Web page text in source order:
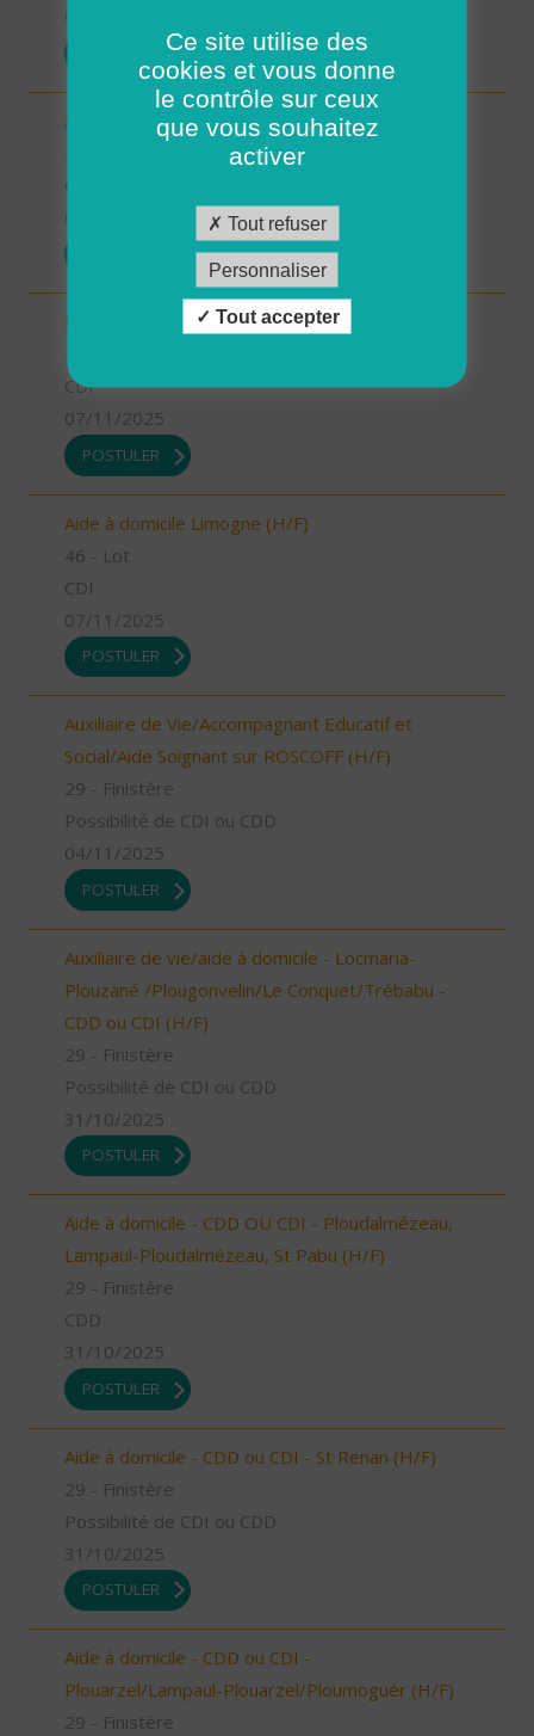
Aide-soignant.e Limogne en Quercy (H/F)
Responsable du développement (H/F)
CDI
07/11/2025
POSTULER
Aide à domicile Limogne (H/F)
46 - Lot
CDI
07/11/2025
POSTULER
Auxiliaire de Vie/Accompagnant Educatif et
Social/Aide Soignant sur ROSCOFF (H/F)
29 - Finistère
Possibilité de CDI ou CDD
04/11/2025
POSTULER
Auxiliaire de vie/aide à domicile - Locmaria-
Plouzané /Plougonvelin/Le Conquet/Trébabu -
CDD ou CDI (H/F)
29 - Finistère
Possibilité de CDI ou CDD
31/10/2025
POSTULER
Aide à domicile - CDD OU CDI - Ploudalmézeau,
Lampaul-Ploudalmézeau, St Pabu (H/F)
29 - Finistère
CDD
31/10/2025
POSTULER
Aide à domicile - CDD ou CDI - St Renan (H/F)
29 - Finistère
Possibilité de CDI ou CDD
31/10/2025
POSTULER
Aide à domicile - CDD ou CDI -
Plouarzel/Lampaul-Plouarzel/Ploumoguer (H/F)
29 - Finistère
Ce site utilise des
cookies et vous donne
le contrôle sur ceux
que vous souhaitez
activer
Tout refuser
Personnaliser
Tout accepter